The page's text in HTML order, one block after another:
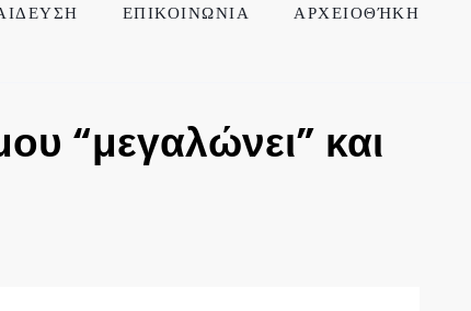
ΕΠΙΚΟΙΝΩΝΙΑ ΑΡΧΕΙΟΘΉΚΗ
“μεγαλώνει” και